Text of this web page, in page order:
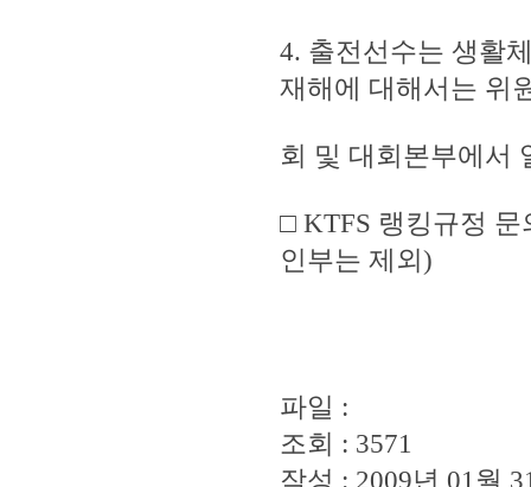
4. 출전선수는 생활
재해에 대해서는 위
회 및 대회본부에서
□ KTFS 랭킹규정 문
인부는 제외)
파일 :
조회 : 3571
작성 : 2009년 01월